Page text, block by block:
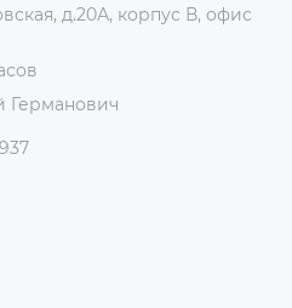
д.20А, корпус В, офис